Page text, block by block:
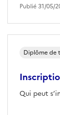
Publié 31/05/
Qui peut
Diplôme de